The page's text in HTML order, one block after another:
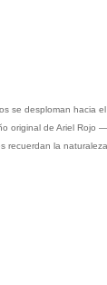
se desploman hacia
original de Ariel
recuerdan la